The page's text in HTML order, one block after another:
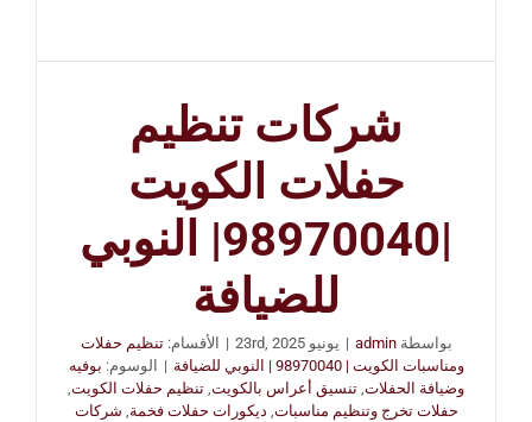
شركات تنظيم
حفلات الكويت
|98970040| النوبي
للضيافة
بواسطةadmin
| يونيو 23rd, 2025 | الأقسام:تنظيم حفلات
ومناسبات الكويت | 98970040 | النوبي للضيافة
| الوسوم: بوفيه
وضيافة الحفلات تنسيق أعراس بالكويت تنظيم حفلات الكويت
حفلات تخرج وتنظيم مناسبات ديكورات حفلات فخمة شركات